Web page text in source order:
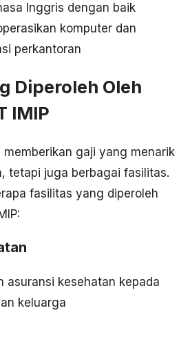
Inggris dengan baik
komputer dan
perkantoran
Diperoleh Oleh
IMIP
memberikan gaji yang menarik
tetapi juga berbagai fasilitas.
fasilitas yang diperoleh
asuransi kesehatan kepada
keluarga